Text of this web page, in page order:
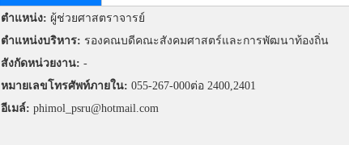
ตำแหน่ง: ผู้ช่วยศาสตราจารย์
ตำแหน่งบริหาร: รองคณบดีคณะสังคมศาสตร์และการพัฒนาท้องถิ่น
สังกัดหน่วยงาน: -
หมายเลขโทรศัพท์ภายใน: 055-267-000ต่อ 2400,2401
อีเมล์: phimol_psru@hotmail.com